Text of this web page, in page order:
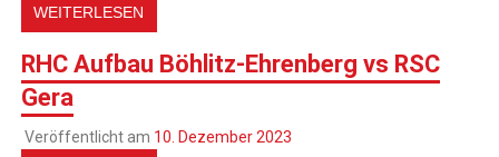
WEITERLESEN
RHC Aufbau Böhlitz-Ehrenberg vs RSC
Gera
Veröffentlicht am 10. Dezember 2023